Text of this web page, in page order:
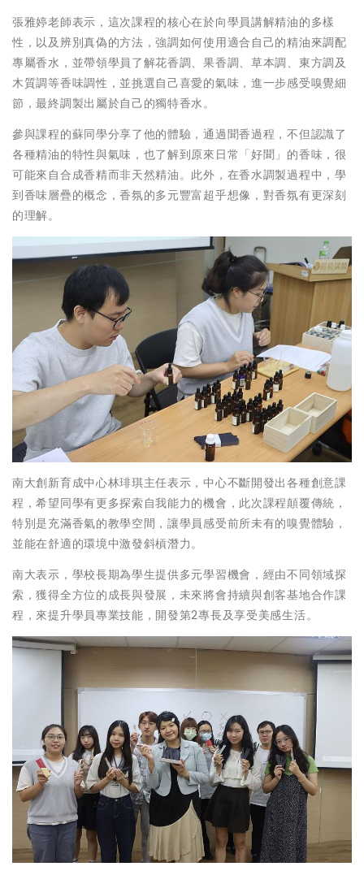
張雅婷老師表示，這次課程的核心在於向學員講解精油的多樣
性，以及辨別真偽的方法，強調如何使用適合自己的精油來調配
專屬香水，並帶領學員了解花香調、果香調、草本調、東方調及
木質調等香味調性，並挑選自己喜愛的氣味，進一步感受嗅覺細
節，最終調製出屬於自己的獨特香水。
參與課程的蘇同學分享了他的體驗，通過聞香過程，不但認識了
各種精油的特性與氣味，也了解到原來日常「好聞」的香味，很
可能來自合成香精而非天然精油。此外，在香水調製過程中，學
到香味層疊的概念，香氛的多元豐富超乎想像，對香氛有更深刻
的理解。
南大創新育成中心林琲琪主任表示，中心不斷開發出各種創意課
程，希望同學有更多探索自我能力的機會，此次課程顛覆傳統，
特別是充滿香氣的教學空間，讓學員感受前所未有的嗅覺體驗，
並能在舒適的環境中激發斜槓潛力。
南大表示，學校長期為學生提供多元學習機會，經由不同領域探
索，獲得全方位的成長與發展，未來將會持續與創客基地合作課
程，來提升學員專業技能，開發第2專長及享受美感生活。